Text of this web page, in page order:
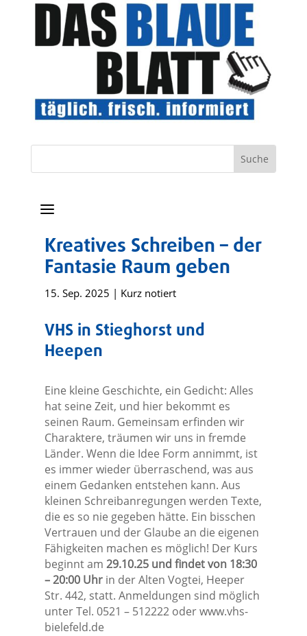
a
Kreatives Schreiben – der
Fantasie Raum geben
15. Sep. 2025 | Kurz notiert
VHS in Stieghorst und
Heepen
Eine kleine Geschichte, ein Gedicht: Alles
hat seine Zeit, und hier bekommt es
seinen Raum. Gemeinsam erfinden wir
Charaktere, träumen wir uns in fremde
Länder. Wenn die Idee Form annimmt, ist
es immer wieder überraschend, was aus
einem Gedanken entstehen kann. Aus
kleinen Schreibanregungen werden Texte,
die es so nie gegeben hätte. Ein bisschen
Vertrauen und der Glaube an die eigenen
Fähigkeiten machen es möglich! Der Kurs
beginnt am 29.10.25 und findet von 18:30
– 20:00 Uhrin der Alten Vogtei, Heeper
Str. 442, statt. Anmeldungen sind möglich
unter Tel. 0521 – 512222 oder www.vhs-
bielefeld.de